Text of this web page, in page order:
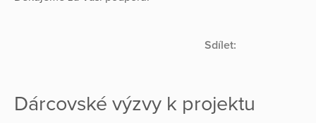
Sdílet:
Dárcovské výzvy k projektu